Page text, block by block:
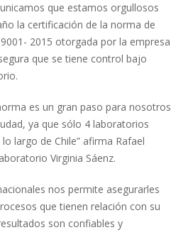
que estamos orgullosos
la certificación de la norma de
2015 otorgada por la empresa
que se tiene control bajo
es un gran paso para nosotros
ya que sólo 4 laboratorios
largo de Chile” afirma Rafael
Virginia Sáenz.
nos permite asegurarles
que tienen relación con su
son confiables y